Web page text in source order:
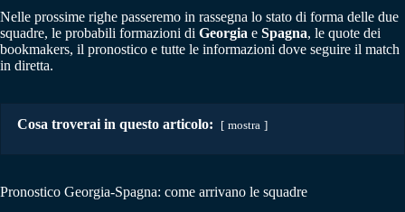
Nelle prossime righe passeremo in rassegna lo stato di forma delle due
squadre, le probabili formazioni di Georgia e Spagna, le quote dei
bookmakers, il pronostico e tutte le informazioni dove seguire il match
in diretta.
Cosa troverai in questo articolo: mostra
Pronostico Georgia-Spagna: come arrivano le squadre